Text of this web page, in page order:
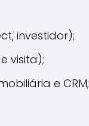
investidor);
visita);
e CRM;